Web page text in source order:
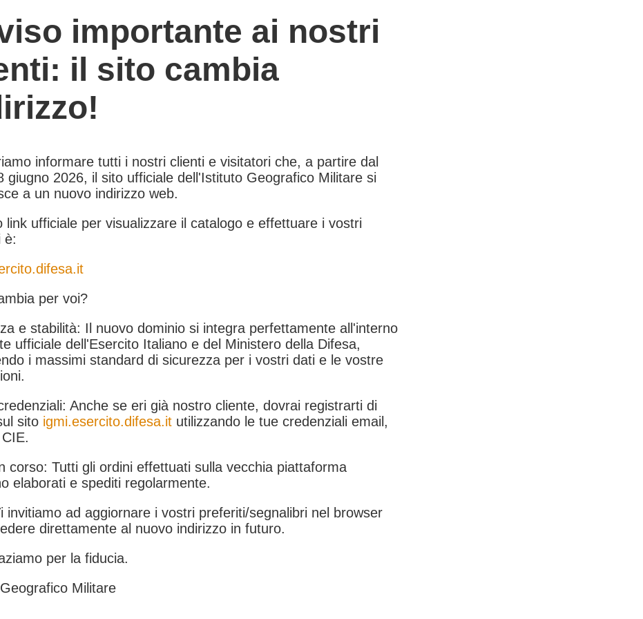
importante ai nostri
il sito cambia
informare tutti i nostri clienti e visitatori che, a partire dal
giugno 2026, il sito ufficiale dell'Istituto Geografico Militare si
a un nuovo indirizzo web.
link ufficiale per visualizzare il catalogo e effettuare i vostri
è:
per voi?
e stabilità: Il nuovo dominio si integra perfettamente all'interno
ufficiale dell'Esercito Italiano e del Ministero della Difesa,
i massimi standard di sicurezza per i vostri dati e le vostre
Anche se eri già nostro cliente, dovrai registrarti di
sito igmi.esercito.difesa.it utilizzando le tue credenziali email,
corso: Tutti gli ordini effettuati sulla vecchia piattaforma
elaborati e spediti regolarmente.
invitiamo ad aggiornare i vostri preferiti/segnalibri nel browser
direttamente al nuovo indirizzo in futuro.
per la fiducia.
Militare